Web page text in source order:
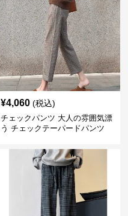
¥4,060 (税込)
チェックパンツ 大人の雰囲気漂
う チェックテーパードパンツ